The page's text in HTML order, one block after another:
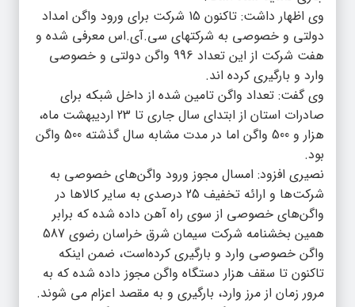
وی اظهار داشت: تاکنون 15 شرکت برای ورود واگن امداد
دولتی و خصوصی به شرکتهای سی.آی.اس معرفی شده و
هفت شرکت از این تعداد 996 واگن دولتی و خصوصی
وارد و بارگیری کرده اند.
وی گفت: تعداد واگن تامین شده از داخل شبکه برای
صادرات استان از ابتدای سال جاری تا 23 اردیبهشت ماه،
هزار و 500 واگن اما در مدت مشابه سال گذشته 500 واگن
بود.
نصیری افزود: امسال مجوز ورود واگن‌های خصوصی به
شرکت‌ها و ارائه تخفیف 25 درصدی به سایر کالاها در
واگن‌های خصوصی از سوی راه آهن داده شده که برابر
همین بخشنامه شرکت سیمان شرق خراسان رضوی 587
واگن خصوصی وارد و بارگیری کرده‌است، ضمن اینکه
تاکنون تا سقف هزار دستگاه واگن مجوز داده شده که به
مرور زمان از مرز وارد، بارگیری و به مقصد اعزام می شوند.